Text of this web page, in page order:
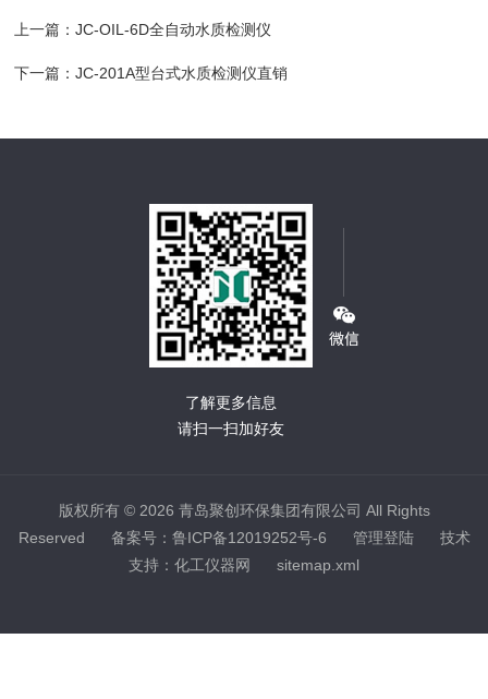
上一篇：JC-OIL-6D全自动水质检测仪
下一篇：JC-201A型台式水质检测仪直销
了解更多信息
请扫一扫加好友
版权所有 © 2026 青岛聚创环保集团有限公司 All Rights
Reserved 备案号：鲁ICP备12019252号-6 管理登陆技术
支持： 化工仪器网 sitemap.xml